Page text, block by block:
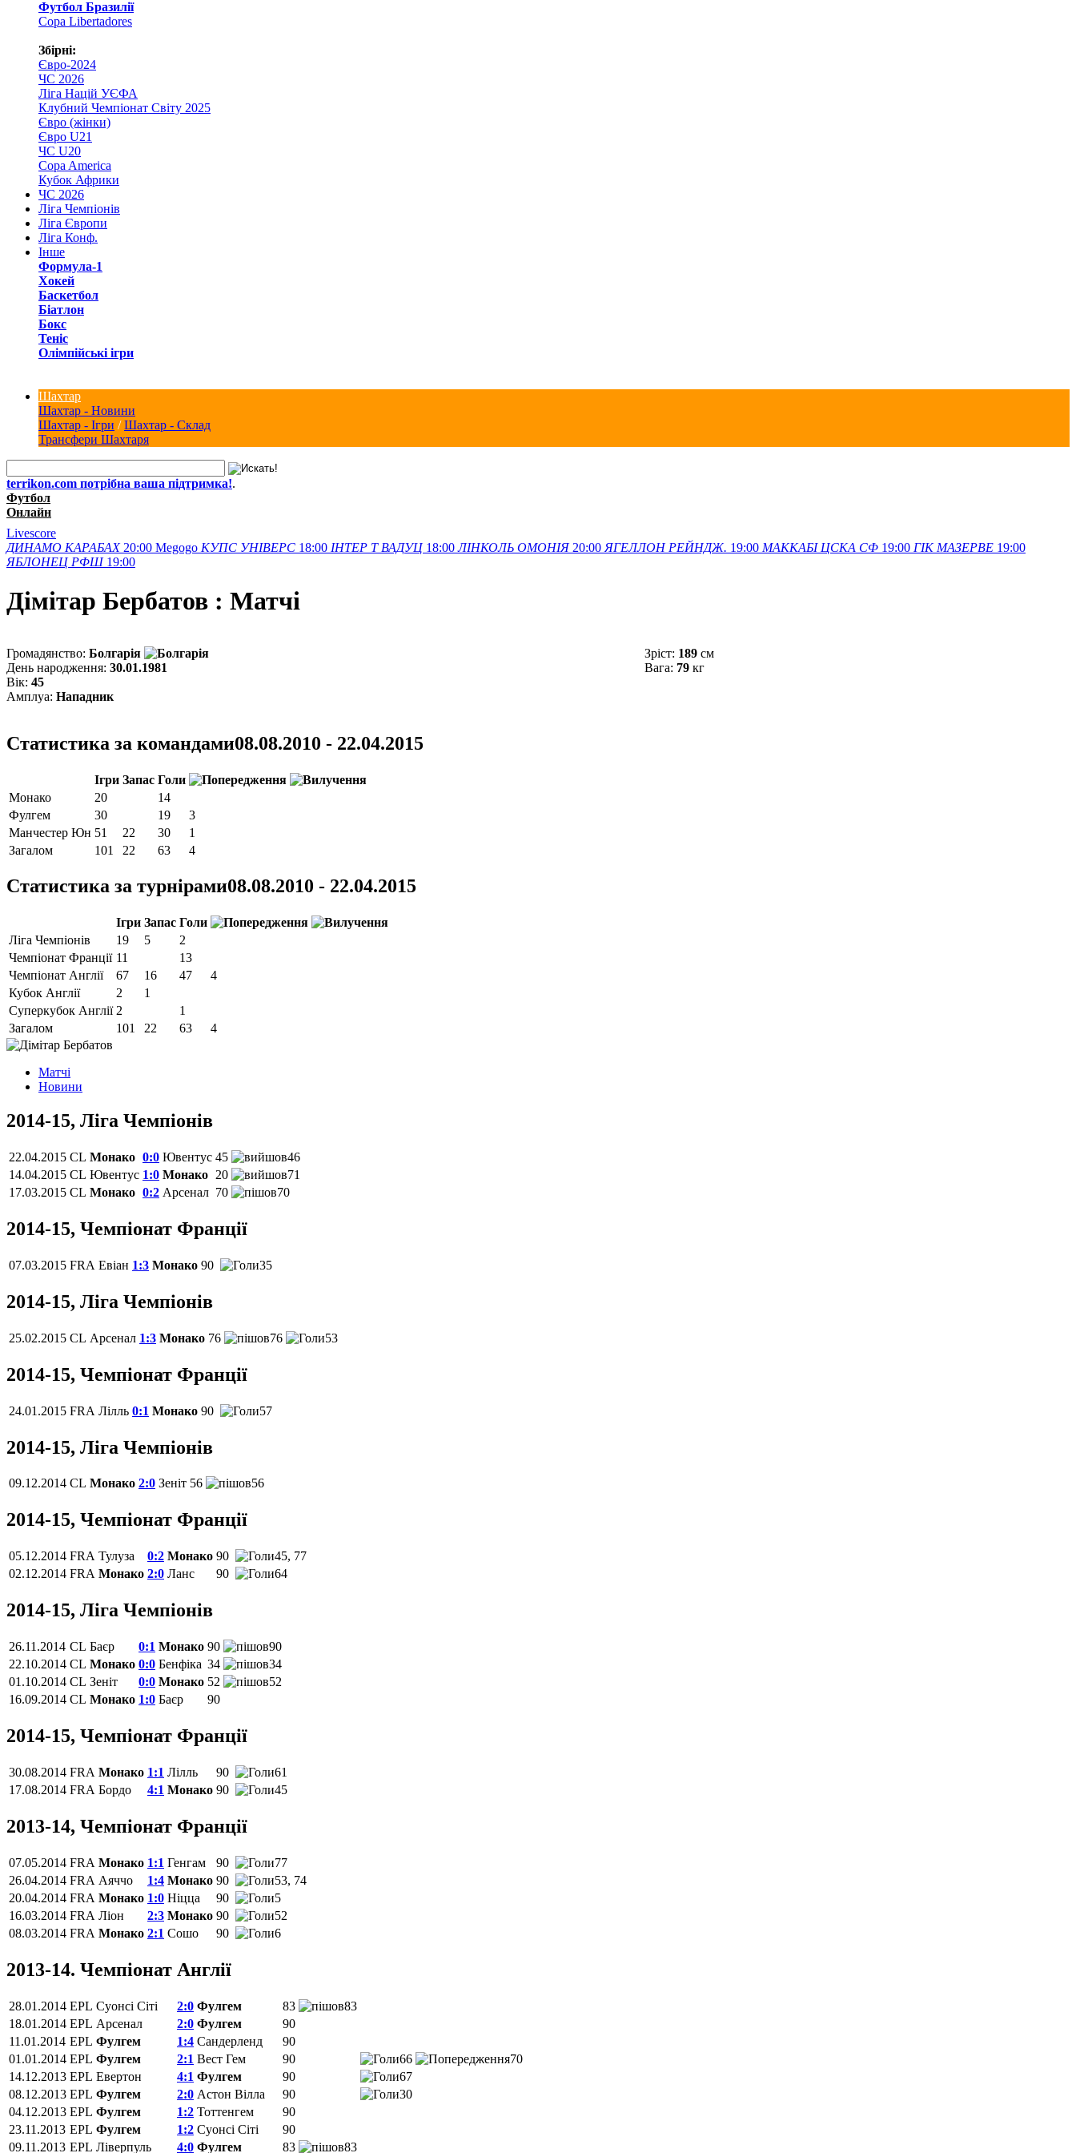
Футбол Бразилії
Copa Libertadores
Збірні:
Євро-2024
ЧС 2026
Ліга Націй УЄФА
Клубний Чемпіонат Світу 2025
Євро (жінки)
Євро U21
ЧС U20
Copa America
Кубок Африки
ЧС 2026
Ліга Чемпіонів
Ліга Європи
Ліга Конф.
Інше
Формула-1
Хокей
Баскетбол
Біатлон
Бокс
Теніс
Олімпійські ігри
Шахтар
Шахтар - Новини
Шахтар - Ігри /Шахтар - Склад
Трансфери Шахтаря
terrikon.com потрібна ваша підтримка!.
Футбол
Онлайн
Livescore
ДИНАМО КАРАБАХ 20:00 Megogo КУПС УНІВЕРС 18:00 ІНТЕР Т ВАДУЦ 18:00 ЛІНКОЛЬ ОМОНІЯ 20:00 ЯГЕЛЛОН РЕЙНДЖ. 19:00 МАККАБІ ЦСКА СФ 19:00 ГІК МАЗЕРВЕ 19:00
ЯБЛОНЕЦ РФШ 19:00
Дiмiтар Бербатов : Матчi
Громадянство: Болгарія
День народження: 30.01.1981
Вік: 45
Амплуа: Нападник
Зріст: 189см
Вага: 79кг
Статистика за командами08.08.2010 - 22.04.2015
Ігри Запас Голи
Монако
20
14
Фулгем
30 19
3
Манчестер Юн 51 22 30
1
Загалом
101 22 63 4
Статистика за турнірами08.08.2010 - 22.04.2015
Ігри Запас Голи
Ліга Чемпіонів
19 5
2
Чемпіонат Франції 11
13
Чемпіонат Англії
67 16 47
4
Кубок Англії
2
1
Суперкубок Англії 2
1
Загалом
101 22 63 4
Матчi
Новини
2014-15, Ліга Чемпіонів
22.04.2015 CL Монако 0:0 Ювентус 45
46
14.04.2015 CL Ювентус 1:0 Монако 20
71
17.03.2015 CL Монако 0:2 Арсенал 70 70
2014-15, Чемпіонат Франції
07.03.2015 FRA Евіан 1:3 Монако 90 35
2014-15, Ліга Чемпіонів
25.02.2015 CL Арсенал 1:3 Монако 76 76 53
2014-15, Чемпіонат Франції
24.01.2015 FRA Лілль 0:1 Монако 90 57
2014-15, Ліга Чемпіонів
09.12.2014 CL Монако 2:0 Зеніт 56 56
2014-15, Чемпіонат Франції
05.12.2014 FRA Тулуза 0:2 Монако 90
45, 77
02.12.2014 FRA Монако 2:0 Ланс 90 64
2014-15, Ліга Чемпіонів
26.11.2014 CL Баєр 0:1 Монако 90
90
22.10.2014 CL Монако 0:0 Бенфіка 34
34
01.10.2014 CL Зеніт 0:0 Монако 52
52
16.09.2014 CL Монако 1:0 Баєр 90
2014-15, Чемпіонат Франції
30.08.2014 FRA Монако 1:1 Лілль 90
61
17.08.2014 FRA Бордо 4:1 Монако 90 45
2013-14, Чемпіонат Франції
07.05.2014 FRA Монако 1:1 Генгам 90
77
26.04.2014 FRA Аяччо 1:4 Монако 90
53, 74
20.04.2014 FRA Монако 1:0 Ніцца 90
5
16.03.2014 FRA Ліон 2:3 Монако 90
52
08.03.2014 FRA Монако 2:1 Сошо 90 6
2013-14. Чемпіонат Англії
28.01.2014 EPL Суонсі Сіті 2:0 Фулгем 83
83
18.01.2014 EPL Арсенал 2:0 Фулгем
90
11.01.2014 EPL Фулгем 1:4 Сандерленд
90
01.01.2014 EPL Фулгем 2:1 Вест Гем 90 66
70
14.12.2013 EPL Евертон 4:1 Фулгем 90
67
08.12.2013 EPL Фулгем 2:0 Астон Вілла 90
30
04.12.2013 EPL Фулгем 1:2 Тоттенгем
90
23.11.2013 EPL Фулгем 1:2 Суонсі Сіті
90
09.11.2013 EPL Ліверпуль 4:0 Фулгем 83 83